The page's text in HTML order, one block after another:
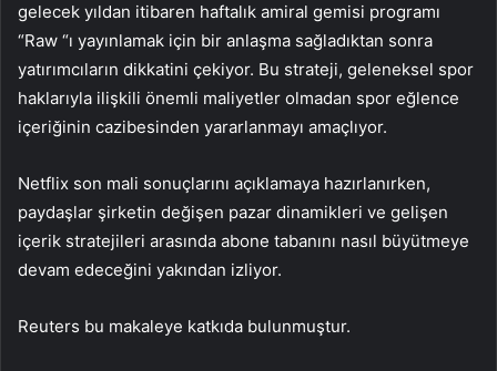
gelecek yıldan itibaren haftalık amiral gemisi programı
“Raw “ı yayınlamak için bir anlaşma sağladıktan sonra
yatırımcıların dikkatini çekiyor. Bu strateji, geleneksel spor
haklarıyla ilişkili önemli maliyetler olmadan spor eğlence
içeriğinin cazibesinden yararlanmayı amaçlıyor.
Netflix son mali sonuçlarını açıklamaya hazırlanırken,
paydaşlar şirketin değişen pazar dinamikleri ve gelişen
içerik stratejileri arasında abone tabanını nasıl büyütmeye
devam edeceğini yakından izliyor.
Reuters bu makaleye katkıda bulunmuştur.